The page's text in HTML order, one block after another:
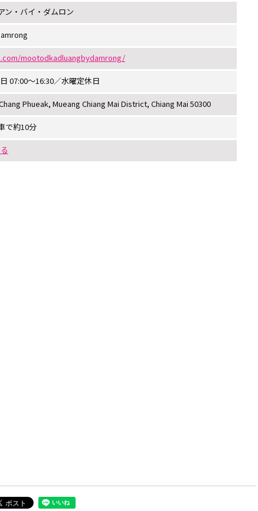
ン・バイ・ダムロン
mootodkadluangbydamrong/
07:00〜16:30／水曜定休日
Phueak, Mueang Chiang Mai District, Chiang Mai 50300
で約10分